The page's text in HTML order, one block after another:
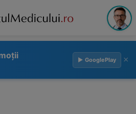
▶ GooglePlay ×